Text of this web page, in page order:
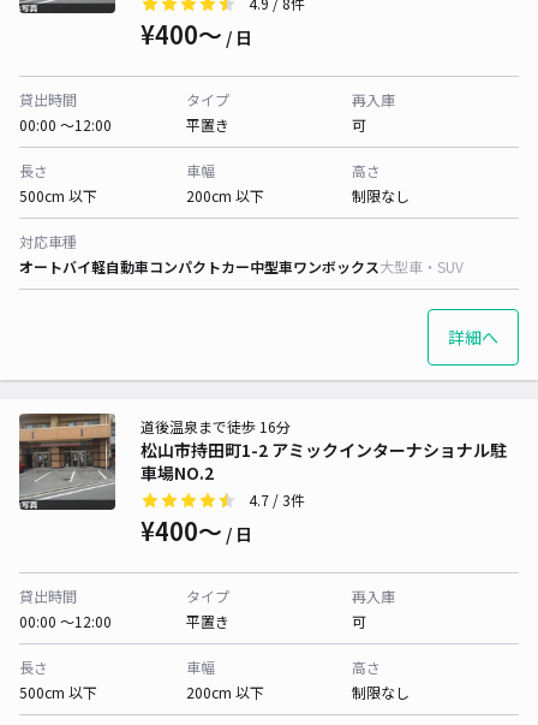
¥400〜 / 日
貸出時間
00:00 〜12:00
タイプ
平置き
再入庫
可
長さ
500cm 以下
車幅
200cm 以下
高さ
制限なし
対応車種
オートバイ軽自動車コンパクトカー中型車ワンボックス大型車・SUV
詳細へ
松山市持田町1-2 アミックインターナショナル駐
車場NO.2
道後温泉まで徒歩 16分
4.7 / 3件
¥400〜 / 日
貸出時間
00:00 〜12:00
タイプ
平置き
再入庫
可
長さ
500cm 以下
車幅
200cm 以下
高さ
制限なし